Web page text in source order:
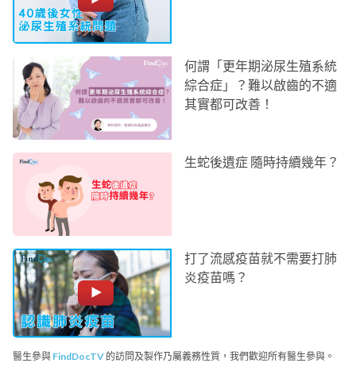
何謂「更年期泌尿生殖系統
綜合症」？難以啟齒的不適
其實都可改善！
生蛇後遺症 隨時持續幾年？
打了流感疫苗就不需要打肺
炎疫苗嗎？
醫生參與 FindDocTV 的訪問及製作乃屬義務性質，我們歡迎所有醫生參與。